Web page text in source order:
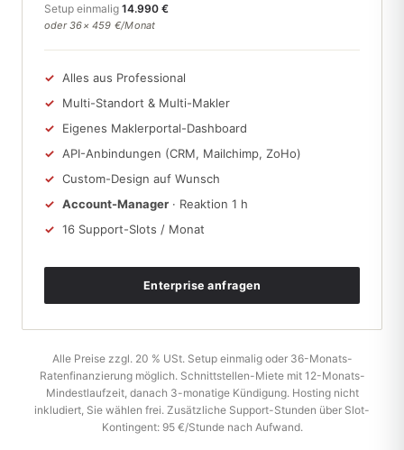
Setup einmalig 14.990 €
oder 36× 459 €/Monat
Alles aus Professional
Multi-Standort & Multi-Makler
Eigenes Maklerportal-Dashboard
API-Anbindungen (CRM, Mailchimp, ZoHo)
Custom-Design auf Wunsch
Account-Manager · Reaktion 1 h
16 Support-Slots / Monat
Enterprise anfragen
Alle Preise zzgl. 20 % USt. Setup einmalig oder 36-Monats-
Ratenfinanzierung möglich. Schnittstellen-Miete mit 12-Monats-
Mindestlaufzeit, danach 3-monatige Kündigung. Hosting nicht
inkludiert, Sie wählen frei. Zusätzliche Support-Stunden über Slot-
Kontingent: 95 €/Stunde nach Aufwand.